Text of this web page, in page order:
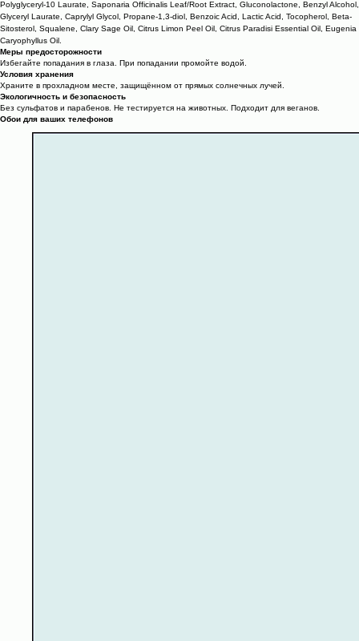
Polyglyceryl-10 Laurate, Saponaria Officinalis Leaf/Root Extract, Gluconolactone, Benzyl Alcohol,
Glyceryl Laurate, Caprylyl Glycol, Propane-1,3-diol, Benzoic Acid, Lactic Acid, Tocopherol, Beta-
Sitosterol, Squalene, Clary Sage Oil, Citrus Limon Peel Oil, Citrus Paradisi Essential Oil, Eugenia
Caryophyllus Oil.
Меры предосторожности
Избегайте попадания в глаза. При попадании промойте водой.
Условия хранения
Храните в прохладном месте, защищённом от прямых солнечных лучей.
Экологичность и безопасность
Без сульфатов и парабенов. Не тестируется на животных. Подходит для веганов.
Обои для ваших телефонов